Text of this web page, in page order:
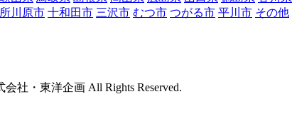
川原市 十和田市 三沢市 むつ市 つがる市 平川市 その他
社・東洋企画 All Rights Reserved.